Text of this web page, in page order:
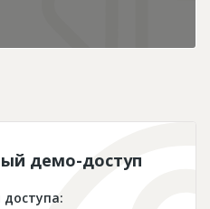
демо-доступ
доступа: